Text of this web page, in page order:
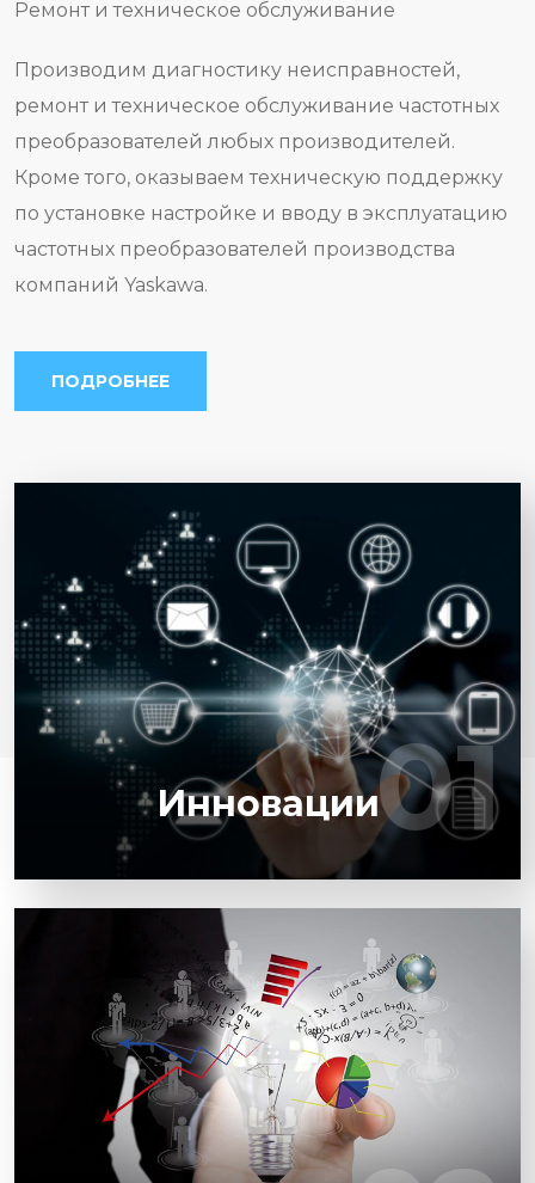
Ремонт и техническое обслуживание
Производим диагностику неисправностей,
ремонт и техническое обслуживание частотных
преобразователей любых производителей.
Кроме того, оказываем техническую поддержку
по установке настройке и вводу в эксплуатацию
частотных преобразователей производства
компаний Yaskawa.
ПОДРОБНЕЕ
01
Yaskawa стала первопроходцем в
управлении движением и приводной
техники, в запуске инновационных
устройств, которые оптимизируют
производительность целых систем и
отдельных мащин
01
Инновации
Надежность, легкость встраивания в
автоматизированные линии,
экономичностью в применении и
конкурентные цены обусловили высокий
спрос продукции Yaskawa на